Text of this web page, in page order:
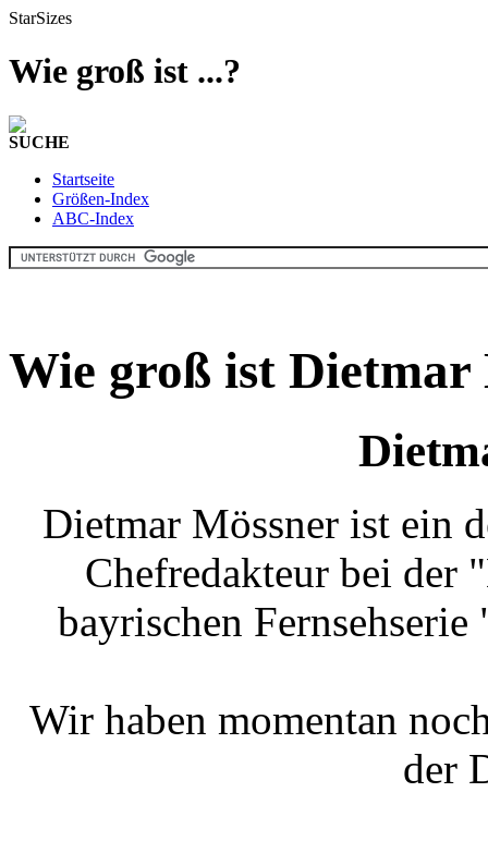
StarSizes
Wie groß ist ...?
SUCHE
Startseite
Größen-Index
ABC-Index
Wie groß ist
Dietmar Mössner ist ein
Chefredakteur bei der
bayrischen
Wir haben momentan
der